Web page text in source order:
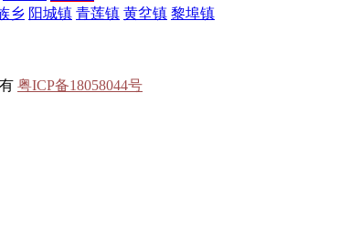
乡 阳城镇 青莲镇 黄坌镇 黎埠镇
粤ICP备18058044号